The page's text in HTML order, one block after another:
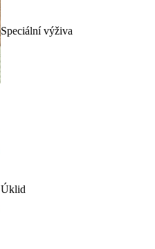
Speciální výživa
Úklid